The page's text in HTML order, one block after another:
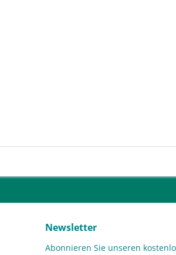
Newsletter
Abonnieren Sie unseren